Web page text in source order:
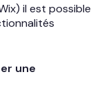
il est possible
une